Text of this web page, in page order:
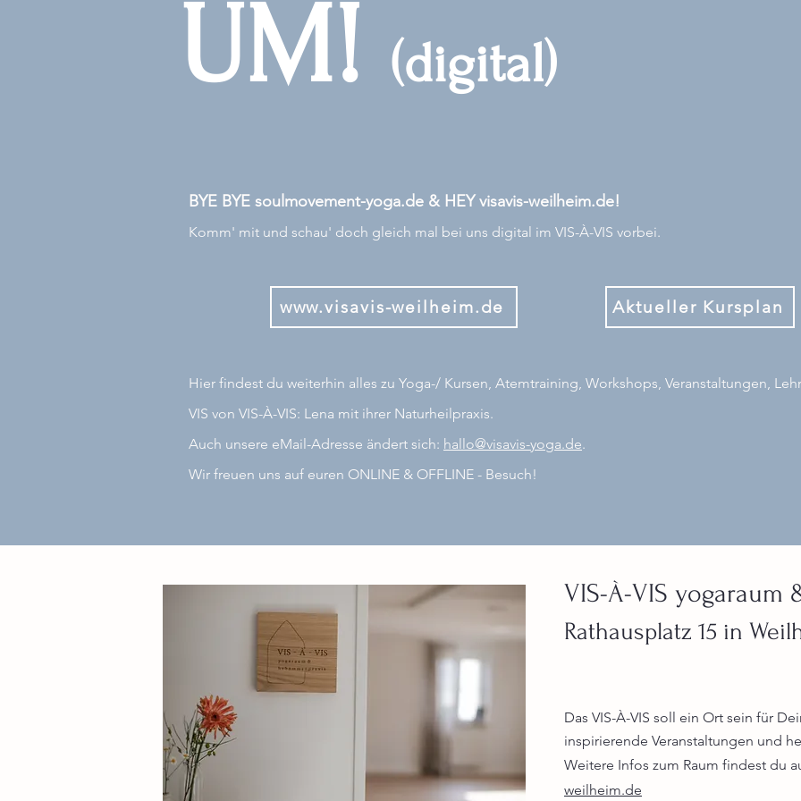
UM! (digital)
BYE BYE soulmovement-yoga.de & HEY visavis-weilheim.de!
Komm' mit und schau' doch gleich mal bei uns digital im VIS-À-VIS vorbei.
Hier findest du weiterhin alles zu Yoga-/ Kursen, Atemtraining, Workshops, Veranstaltungen,
VIS von VIS-À-VIS: Lena mit ihrer Naturheilpraxis.
Auch unsere eMail-Adresse ändert sich: hallo@visavis-yoga.de.
Wir freuen uns auf euren ONLINE & OFFLINE - Besuch!
Aktueller Kursplan
www.visavis-weilheim.de
VIS-À-VIS yogaraum
Rathausplatz 15 in
Das VIS-À-VIS soll ein Ort sein für
inspirierende Veranstaltungen und
Weitere Infos zum Raum findest du
weilheim.de